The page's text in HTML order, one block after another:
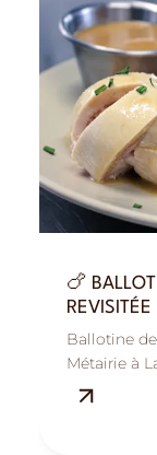
🍗
Ballotine
Métairie à